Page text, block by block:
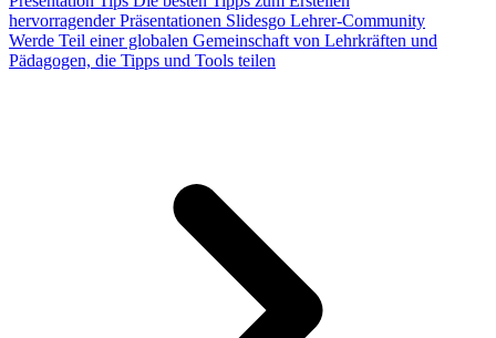
hervorragender Präsentationen Slidesgo Lehrer-Community
Werde Teil einer globalen Gemeinschaft von Lehrkräften und
Pädagogen, die Tipps und Tools teilen